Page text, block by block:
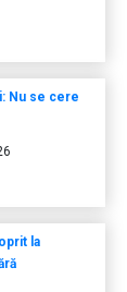
Nu se cere
la